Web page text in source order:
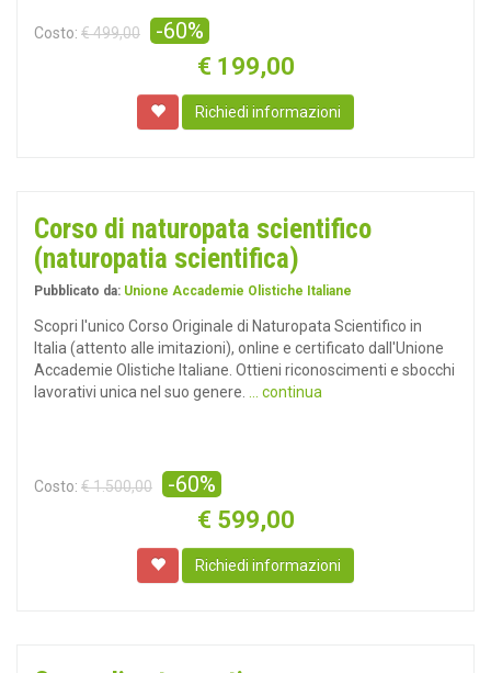
Costo: € 499,00 -60%
€ 199,00
Richiedi informazioni
Corso di naturopata scientifico
(naturopatia scientifica)
Pubblicato da: Unione Accademie Olistiche Italiane
Scopri l'unico Corso Originale di Naturopata Scientifico in
Italia (attento alle imitazioni), online e certificato dall'Unione
Accademie Olistiche Italiane. Ottieni riconoscimenti e sbocchi
lavorativi unica nel suo genere.
... continua
Costo: € 1.500,00 -60%
€ 599,00
Richiedi informazioni